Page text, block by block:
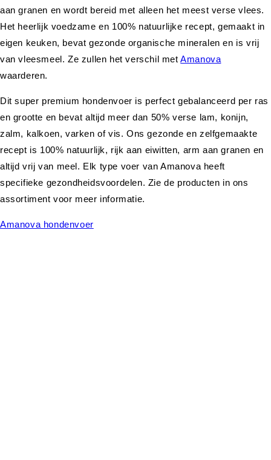
aan granen en wordt bereid met alleen het meest verse vlees.
Het heerlijk voedzame en 100% natuurlijke recept, gemaakt in
eigen keuken, bevat gezonde organische mineralen en is vrij
van vleesmeel. Ze zullen het verschil metAmanova
waarderen.
Dit super premium hondenvoer is perfect gebalanceerd per ras
en grootte en bevat altijd meer dan 50% verse lam, konijn,
zalm, kalkoen, varken of vis. Ons gezonde en zelfgemaakte
recept is 100% natuurlijk, rijk aan eiwitten, arm aan granen en
altijd vrij van meel. Elk type voer van Amanova heeft
specifieke gezondheidsvoordelen. Zie de producten in ons
assortiment voor meer informatie.
Amanova hondenvoer